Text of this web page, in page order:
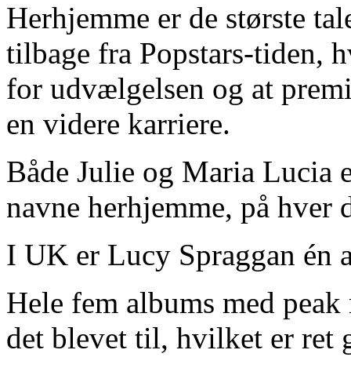
Herhjemme er de største
tilbage fra Popstars-tiden,
for udvælgelsen og at
en videre karriere.
Både Julie og Maria Lucia
navne herhjemme, på hver
I UK er Lucy Spraggan én
Hele fem albums med
det blevet til, hvilket er ret